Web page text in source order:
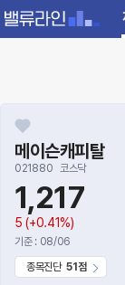
메이슨캐피탈
021880 코스닥
1,217
5 (+0.41%)
기준 : 08/06
종목진단51점